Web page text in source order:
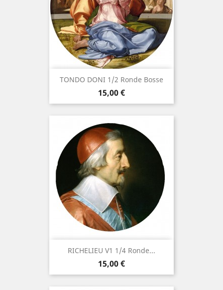
TONDO DONI 1/2 Ronde Bosse
Prix
15,00 €
RICHELIEU V1 1/4 Ronde...
Prix
15,00 €